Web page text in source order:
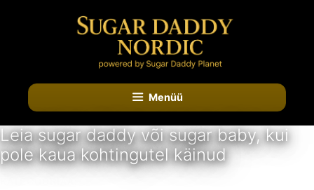
Menüü
Leia sugar daddy või sugar baby, kui
pole kaua kohtingutel käinud